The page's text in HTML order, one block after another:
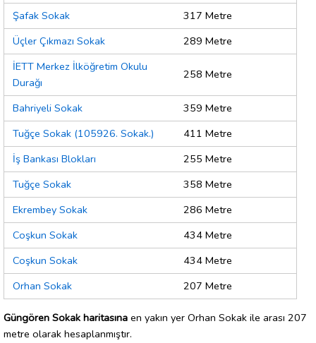
Şafak Sokak
317 Metre
Üçler Çıkmazı Sokak
289 Metre
İETT Merkez İlköğretim Okulu
Durağı
258 Metre
Bahriyeli Sokak
359 Metre
Tuğçe Sokak (105926. Sokak.)
411 Metre
İş Bankası Blokları
255 Metre
Tuğçe Sokak
358 Metre
Ekrembey Sokak
286 Metre
Coşkun Sokak
434 Metre
Coşkun Sokak
434 Metre
Orhan Sokak
207 Metre
Güngören Sokak haritasına en yakın yer Orhan Sokak ile arası 207
metre olarak hesaplanmıştır.